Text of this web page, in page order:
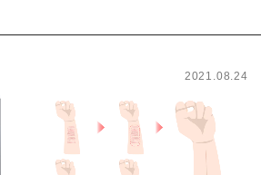
2021.08.24